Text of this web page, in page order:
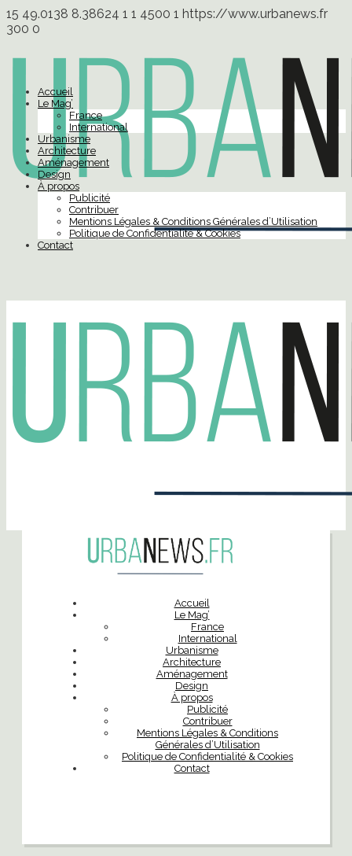
15 49.0138 8.38624 1 1 4500 1 https://www.urbanews.fr
300 0
Accueil
Le Mag’
France
International
Urbanisme
Architecture
Aménagement
Design
À propos
Publicité
Contribuer
Mentions Légales & Conditions Générales d’Utilisation
Politique de Confidentialité & Cookies
Contact
Accueil
Le Mag’
France
International
Urbanisme
Architecture
Aménagement
Design
À propos
Publicité
Contribuer
Mentions Légales & Conditions
Générales d’Utilisation
Politique de Confidentialité & Cookies
Contact